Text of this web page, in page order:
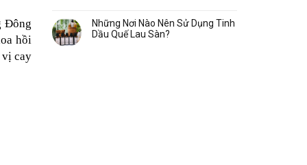
Đông
hồi
vị cay
Những Nơi Nào Nên Sử Dụng Tinh
Dầu Quế Lau Sàn?